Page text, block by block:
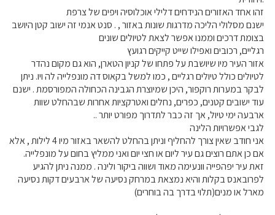
זהו אחד האזורים הנידחים דלילי אוכלוסיה ויפים של צרפת
ישנם מסלולי הליכה מדרגות שונות באזור , . סנט אנמי זה ישוב קטן היושב
בצומת דרכים וממנו אפשר לצאת לטיולים שונים
רגליים, רכובים ואפילו שייט קייקים רגועץ
אזור העיר מיו שיושבת על פתחו של קניון הטארן, הוא גם מקום נהדר
לטיולים כולל טיולים רגליים , כמו למשל בקאוס דה מונפלייה לה ויו. ניתן
לבקר במערות רוקפור, היכן שמיוצרת הגבינה הכחולה המפורסמת . ישנם
עוד ישובים קטנים, כפרים, נחלים ואטרקציות אחרות שבהחלט שוות
ארבעה ימי טיול, אך זה כבר לתדרוך מפורט יותר ..
לגבי אפשרויות הלינה
אני חודב שאין צורך להחליף וניתן בהחלט להשאר באזור מיו 4 לילות , אלא
אם כן אתם רוצים גם עיר ליום או חצי יום ואני ממליץ בחום על מונפלייה.
זאת עיר יפהפייה וונעימה מאוד ושווה ביקור ולינה . ממנה ניתן להגיע
לפרובאנס בקלות והיא נמצאת במרחק נסיעה של ארבעים דקות נסיעה
מארל או מנים(תלוי בדרך בה בוחרים)